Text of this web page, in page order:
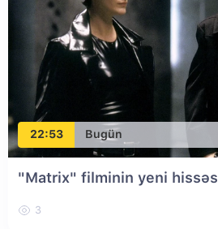
22:53 Bugün
"Matrix" filminin yeni
3